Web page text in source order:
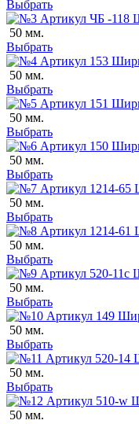
Выбрать
50 мм.
Выбрать
50 мм.
Выбрать
50 мм.
Выбрать
50 мм.
Выбрать
50 мм.
Выбрать
50 мм.
Выбрать
50 мм.
Выбрать
50 мм.
Выбрать
50 мм.
Выбрать
50 мм.